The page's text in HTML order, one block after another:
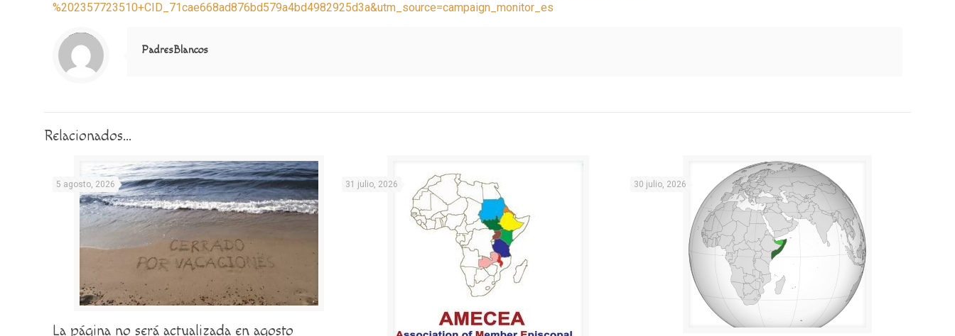
%202357723510+CID_71cae668ad876bd579a4bd4982925d3a&utm_source=campaign_monitor_es
Notice
: Trying to access array offset on value of type null in
/home/misioner/public_html/padresblancos/themes/betheme/includes/content-single.php
on line
286
PadresBlancos
Relacionados...
5 agosto, 2026
La página no será actualizada en agosto
31 julio, 2026 30 julio, 2026